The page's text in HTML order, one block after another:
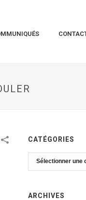
CATÉGORIES
Catégories
ARCHIVES